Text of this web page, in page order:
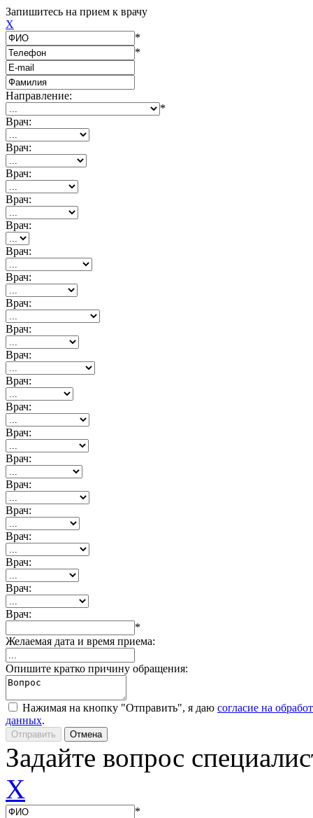
Запишитесь на прием к врачу
X
*
*
Направление:
*
Врач:
Врач:
Врач:
Врач:
Врач:
Врач:
Врач:
Врач:
Врач:
Врач:
Врач:
Врач:
Врач:
Врач:
Врач:
Врач:
Врач:
Врач:
Врач:
Врач:
*
Желаемая дата и время приема:
Опишите кратко причину обращения:
Нажимая на кнопку "Отправить", я даю согласие на
данных.
Задайте вопрос
X
*